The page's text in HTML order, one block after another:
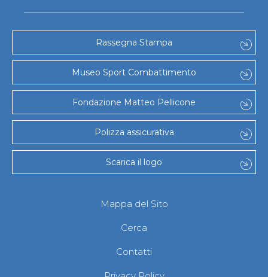
Rassegna Stampa
Museo Sport Combattimento
Fondazione Matteo Pellicone
Polizza assicurativa
Scarica il logo
Mappa del Sito
Cerca
Contatti